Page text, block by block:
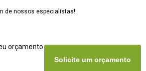
de nossos especialistas!
orçamento agora mesmo
Solicite um orçamento